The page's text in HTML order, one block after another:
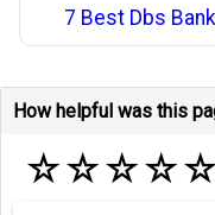
7 Best Dbs
How helpful was this
☆☆☆☆☆